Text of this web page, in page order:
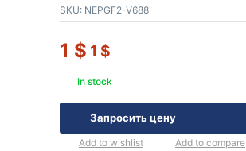
SKU: NEPGF2-V688
1 $ 1 $
In stock
Запросить цену
Add to wishlist Add to compare